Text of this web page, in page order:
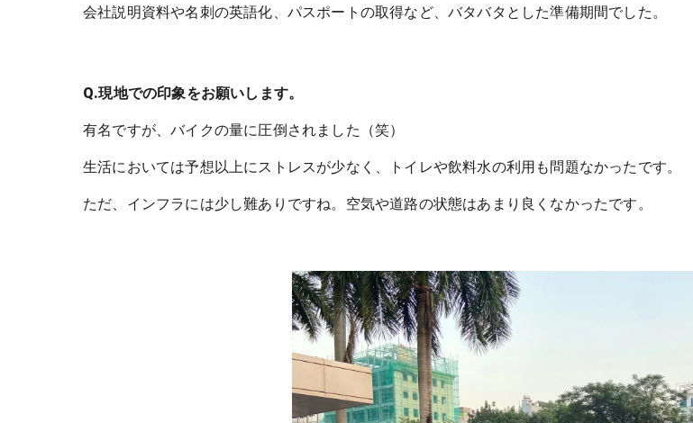
会社説明資料や名刺の英語化、パスポートの取得など、バタバタとした準備期間でした。
Q.現地での印象をお願いします。
有名ですが、バイクの量に圧倒されました（笑）
生活においては予想以上にストレスが少なく、トイレや飲料水の利用も問題なかったです。
ただ、インフラには少し難ありですね。空気や道路の状態はあまり良くなかったです。